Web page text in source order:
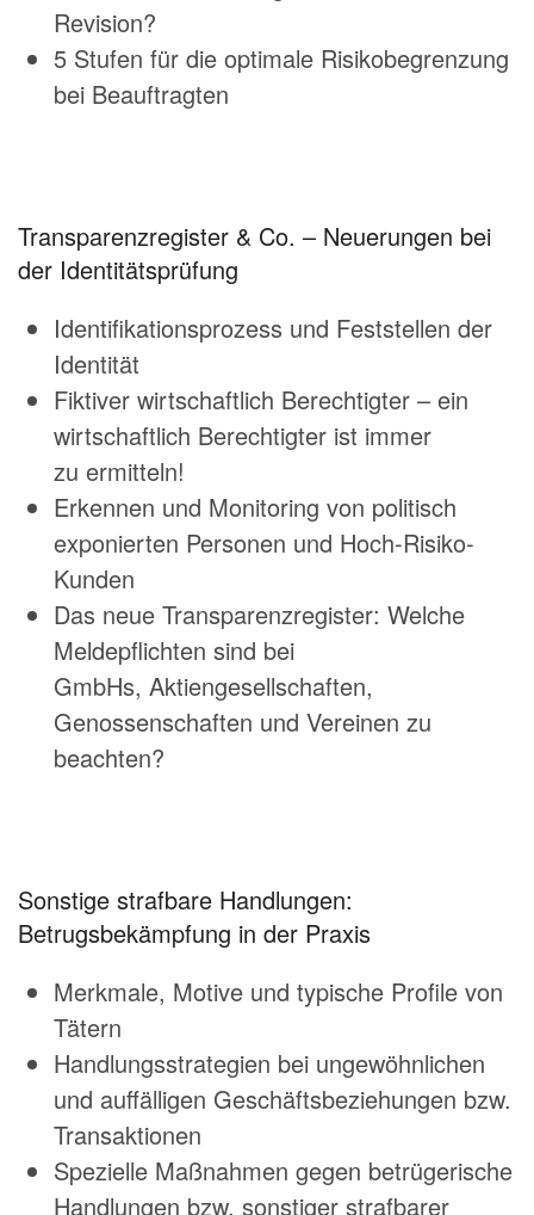
Revision?
5 Stufen für die optimale Risikobegrenzung
bei Beauftragten
Transparenzregister & Co. – Neuerungen bei
der Identitätsprüfung
Identifikationsprozess und Feststellen der
Identität
Fiktiver wirtschaftlich Berechtigter – ein
wirtschaftlich Berechtigter ist immer
zu ermitteln!
Erkennen und Monitoring von politisch
exponierten Personen und Hoch-Risiko-
Kunden
Das neue Transparenzregister: Welche
Meldepflichten sind bei
GmbHs, Aktiengesellschaften,
Genossenschaften und Vereinen zu
beachten?
Sonstige strafbare Handlungen:
Betrugsbekämpfung in der Praxis
Merkmale, Motive und typische Profile von
Tätern
Handlungsstrategien bei ungewöhnlichen
und auffälligen Geschäftsbeziehungen bzw.
Transaktionen
Spezielle Maßnahmen gegen betrügerische
Handlungen bzw. sonstiger strafbarer